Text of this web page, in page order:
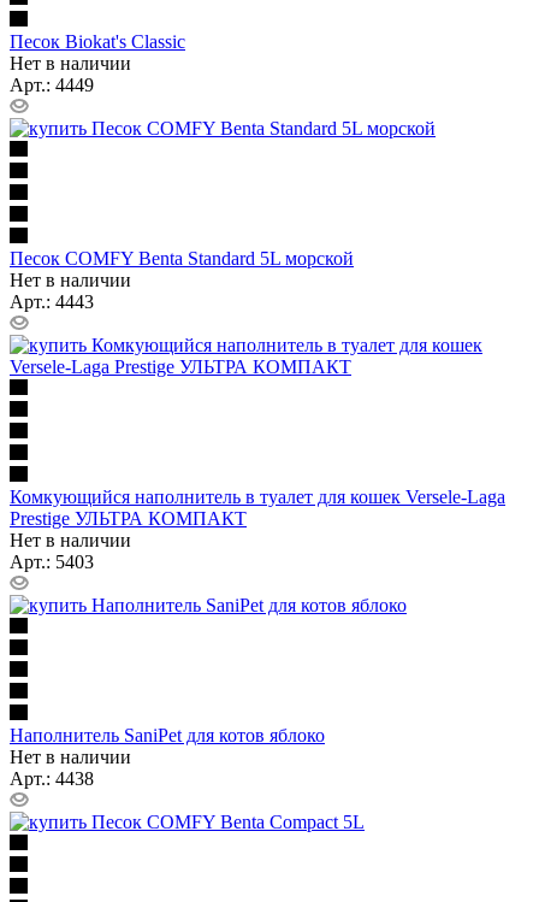
Песок Biokat's Classic
Нет в наличии
Арт.: 4449
Песок COMFY Benta Standard 5L морской
Нет в наличии
Арт.: 4443
Комкующийся наполнитель в туалет для кошек Versele-Laga
Prestige УЛЬТРА КОМПАКТ
Нет в наличии
Арт.: 5403
Наполнитель SaniPet для котов яблоко
Нет в наличии
Арт.: 4438